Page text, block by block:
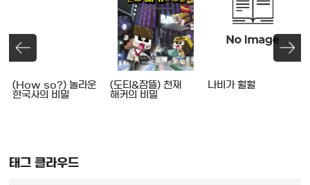
(How so?) 놀라운
한국사의 비밀
(도티&잠뜰) 천재
해커의 비밀
나비가 훨훨
태그 클라우드